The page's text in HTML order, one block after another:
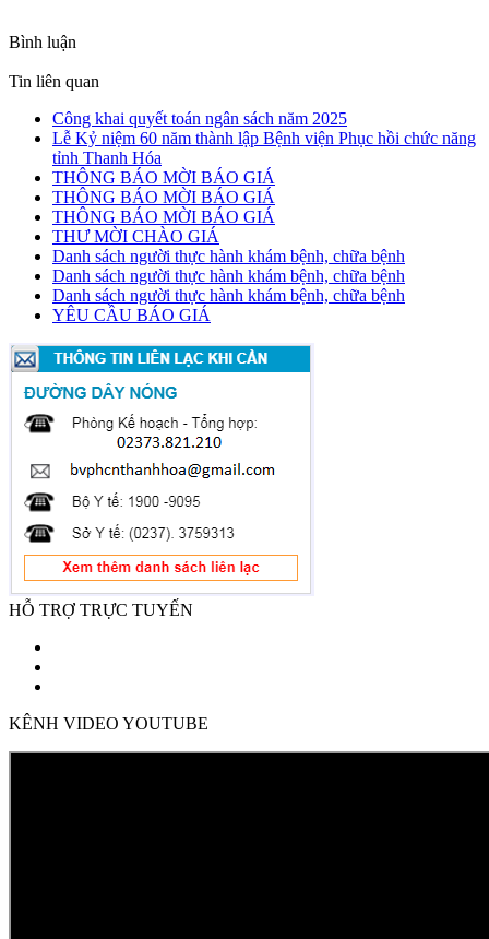
Bình luận
Tin liên quan
Công khai quyết toán ngân sách năm 2025
Lễ Kỷ niệm 60 năm thành lập Bệnh viện Phục hồi chức năng
tỉnh Thanh Hóa
THÔNG BÁO MỜI BÁO GIÁ
THÔNG BÁO MỜI BÁO GIÁ
THÔNG BÁO MỜI BÁO GIÁ
THƯ MỜI CHÀO GIÁ
Danh sách người thực hành khám bệnh, chữa bệnh
Danh sách người thực hành khám bệnh, chữa bệnh
Danh sách người thực hành khám bệnh, chữa bệnh
YÊU CẦU BÁO GIÁ
HỖ TRỢ TRỰC TUYẾN
KÊNH VIDEO YOUTUBE